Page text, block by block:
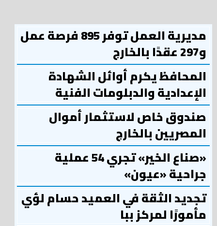
مديرية العمل توفر 895 فرصة عمل
و297 عقدًا بالخارج
المحافظ يكرم أوائل الشهادة
الإعدادية والدبلومات الفنية
صندوق خاص لاستثمار أموال
المصريين بالخارج
«صناع الخير» تجري 54 عملية
جراحية «عيون»
تجديد الثقة في العميد حسام لؤي
مأمورًا لمركز ببا